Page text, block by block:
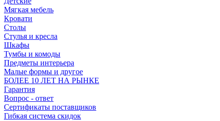
Мягкая мебель
Кровати
Столы
Стулья и кресла
Шкафы
Тумбы и комоды
Предметы интерьера
Малые формы и другое
БОЛЕЕ 10 ЛЕТ НА РЫНКЕ
Гарантия
Вопрос - ответ
Сертификаты поставщиков
Гибкая система скидок